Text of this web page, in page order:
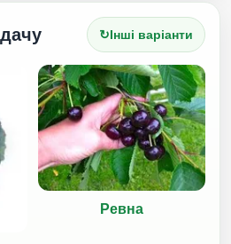
↻Інші варіанти
Ревна